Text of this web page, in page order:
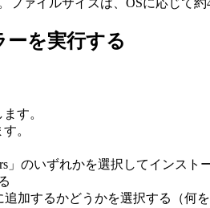
ファイルサイズは、OSに応じて
を実行する
す。
。
」のいずれかを選択してインスト
追加するかどうかを選択する（何